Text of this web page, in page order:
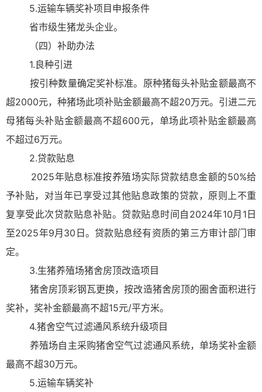
5.运输车辆奖补项目申报条件
省市级生猪龙头企业。
（四）补助办法
1.良种引进
按引种数量确定奖补标准。原种猪每头补贴金额最高不
超2000元，种猪场此项补贴金额最高不超20万元。引进二元
母猪每头补贴金额最高不超600元，单场此项补贴金额最高
不超过6万元。
2.贷款贴息
2025年贴息标准按养殖场实际贷款结息金额的50%给
予补贴，对当年已享受过其他贴息政策的贷款，原则上不重
复享受此次贷款贴息补贴。贷款贴息时间自2024年10月1日
至2025年9月30日。贷款贴息经有资质的第三方审计部门审
定。
3.生猪养殖场猪舍房顶改造项目
猪舍房顶彩钢瓦更换，按改造猪舍房顶的圈舍面积进行
奖补，奖补金额最高不超15元/平方米。
4.猪舍空气过滤通风系统升级项目
养殖场自主采购猪舍空气过滤通风系统，单场奖补金额
最高不超30万元。
5.运输车辆奖补